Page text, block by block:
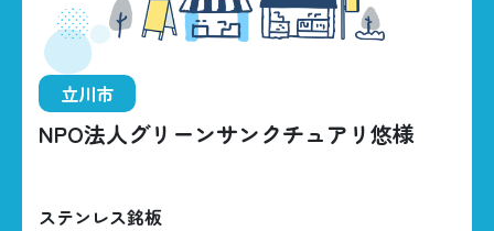
立川市
NPO法人グリーンサンクチュアリ悠様
ステンレス銘板